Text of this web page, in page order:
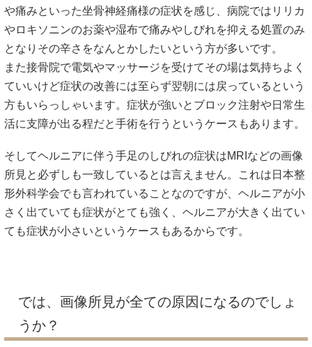
や痛みといった坐骨神経痛様の症状を感じ、病院ではリリカ
やロキソニンのお薬や湿布で痛みやしびれを抑える処置のみ
となりその辛さをなんとかしたいという方が多いです。
また接骨院で電気やマッサージを受けてその場は気持ちよく
ていいけど症状の改善には至らず翌朝には戻っているという
方もいらっしゃいます。症状が強いとブロック注射や日常生
活に支障が出る程だと手術を行うというケースもあります。
そしてヘルニアに伴う手足のしびれの症状はMRIなどの画像
所見と必ずしも一致しているとは言えません。これは日本整
形外科学会でも言われていることなのですが、ヘルニアが小
さく出ていても症状がとても強く、ヘルニアが大きく出てい
ても症状が小さいというケースもあるからです。
では、画像所見が全ての原因になるのでしょ
うか？